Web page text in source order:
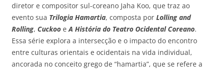
diretor e compositor sul-coreano Jaha Koo, que traz ao
evento sua Trilogia Hamartia, composta por Lolling and
Rolling, Cuckoo e A História do Teatro Ocidental Coreano.
Essa série explora a intersecção e o impacto do encontro
entre culturas orientais e ocidentais na vida individual,
ancorada no conceito grego de “hamartia”, que se refere a